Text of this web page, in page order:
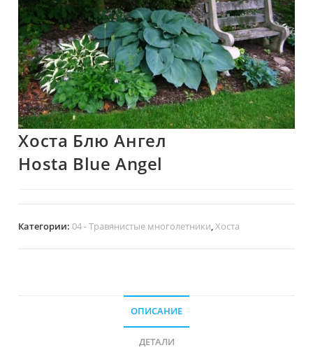
Хоста Блю Ангел
Hosta Blue Angel
Категории:04 - Травянистые многолетники,Хоста
ОПИСАНИЕ
ДЕТАЛИ